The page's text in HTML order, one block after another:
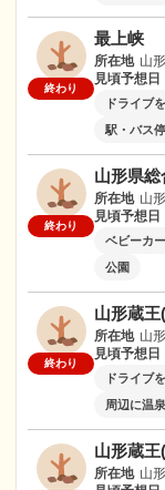
終わり
最上峡
所在地 山
見頃予想日
ドライブ
駅・バス
終わり
山形県総
所在地 山
見頃予想日
ベビーカ
公園
終わり
山形蔵
所在地 山
見頃予想日
ドライブ
周辺に温
山形蔵
所在地 山